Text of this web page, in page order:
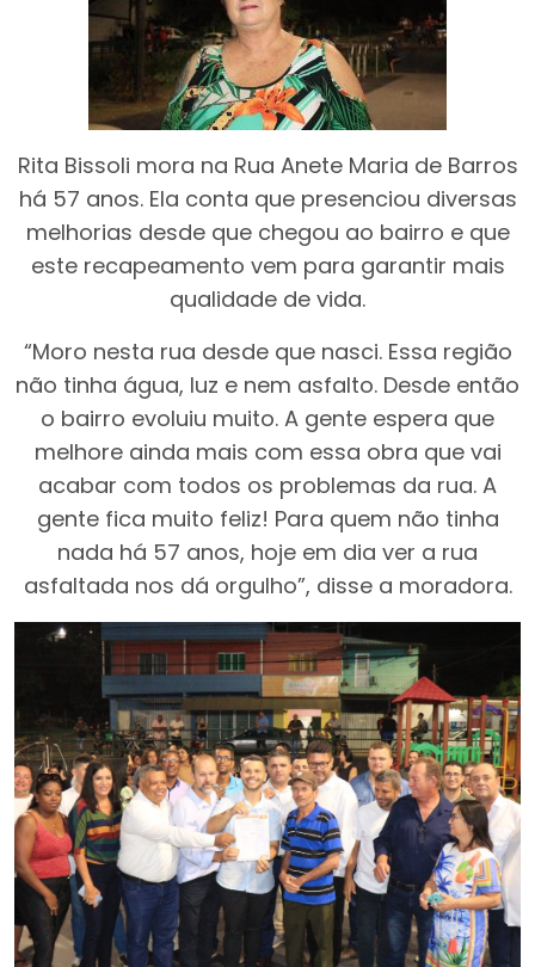
Rita Bissoli mora na Rua Anete Maria de Barros
há 57 anos. Ela conta que presenciou diversas
melhorias desde que chegou ao bairro e que
este recapeamento vem para garantir mais
qualidade de vida.
“Moro nesta rua desde que nasci. Essa região
não tinha água, luz e nem asfalto. Desde então
o bairro evoluiu muito. A gente espera que
melhore ainda mais com essa obra que vai
acabar com todos os problemas da rua. A
gente fica muito feliz! Para quem não tinha
nada há 57 anos, hoje em dia ver a rua
asfaltada nos dá orgulho”, disse a moradora.